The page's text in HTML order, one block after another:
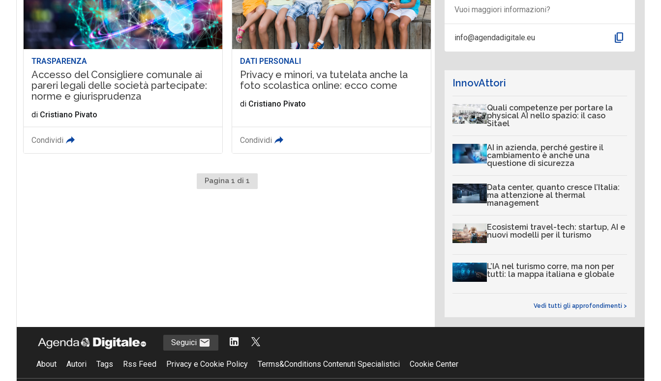
TRASPARENZA
Accesso del Consigliere comunale ai
pareri legali delle società partecipate:
norme e giurisprudenza
di Cristiano Pivato
Condividi
DATI PERSONALI
Privacy e minori, va tutelata anche la
foto scolastica online: ecco come
di Cristiano Pivato
Condividi
Pagina 1 di 1
Vuoi maggiori informazioni?
info@agendadigitale.eu content_copy
InnovAttori
Quali competenze per portare la
physical AI nello spazio: il caso
Sitael
AI in azienda, perché gestire il
cambiamento è anche una
questione di sicurezza
Data center, quanto cresce l’Italia:
ma attenzione al thermal
management
Ecosistemi travel-tech: startup, AI e
nuovi modelli per il turismo
L’IA nel turismo corre, ma non per
tutti: la mappa italiana e globale
Vedi tutti gli approfondimenti >
Seguici
About Autori Tags Rss Feed Privacy e Cookie Policy Terms&Conditions Contenuti Specialistici Cookie Center